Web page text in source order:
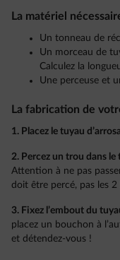
La matériel
Un tonneau de
Un morceau de
Calculez la
Une perceuse et
La fabrication de
1. Placez le tuyau
2. Percez un trou dans le
Attention à ne pas
doit être percé, pas les 2
3. Fixez l’embout du
placez un bouchon à
et détendez-vous !